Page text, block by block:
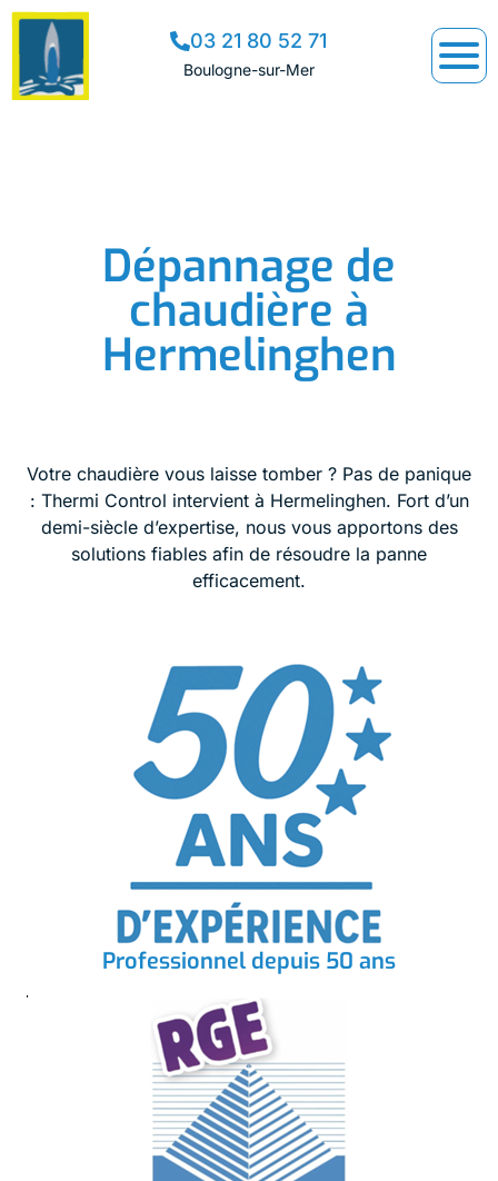
03 21 80 52 71
Boulogne-sur-Mer
Dépannage de
chaudière à
Hermelinghen
Votre chaudière vous laisse tomber ? Pas de panique
: Thermi Control intervient à Hermelinghen. Fort d’un
demi-siècle d’expertise, nous vous apportons des
solutions fiables afin de résoudre la panne
efficacement.
Professionnel depuis 50 ans